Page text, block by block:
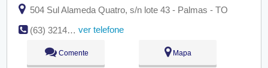
504 Sul Alameda Quatro, s/n lote 43 - Palmas - TO
(63) 3214-5513
ver telefone
Comente Mapa